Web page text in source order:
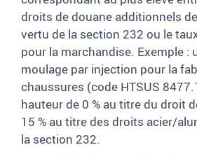
droits de douane additionnels
vertu de la section 232 ou le
pour la marchandise. Exemple :
moulage par injection pour la
chaussures (code HTSUS
hauteur de 0 % au titre du droit
15 % au titre des droits acier/
la section 232.